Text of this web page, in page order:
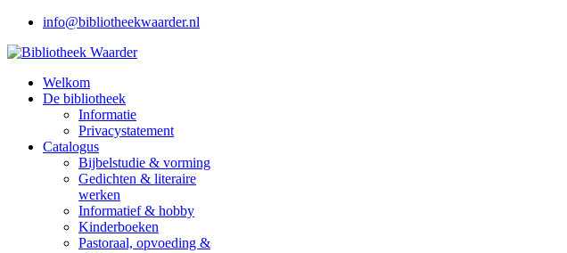
info@bibliotheekwaarder.nl
Welkom
De bibliotheek
Informatie
Privacystatement
Catalogus
Bijbelstudie & vorming
Gedichten & literaire
werken
Informatief & hobby
Kinderboeken
Pastoraal, opvoeding &